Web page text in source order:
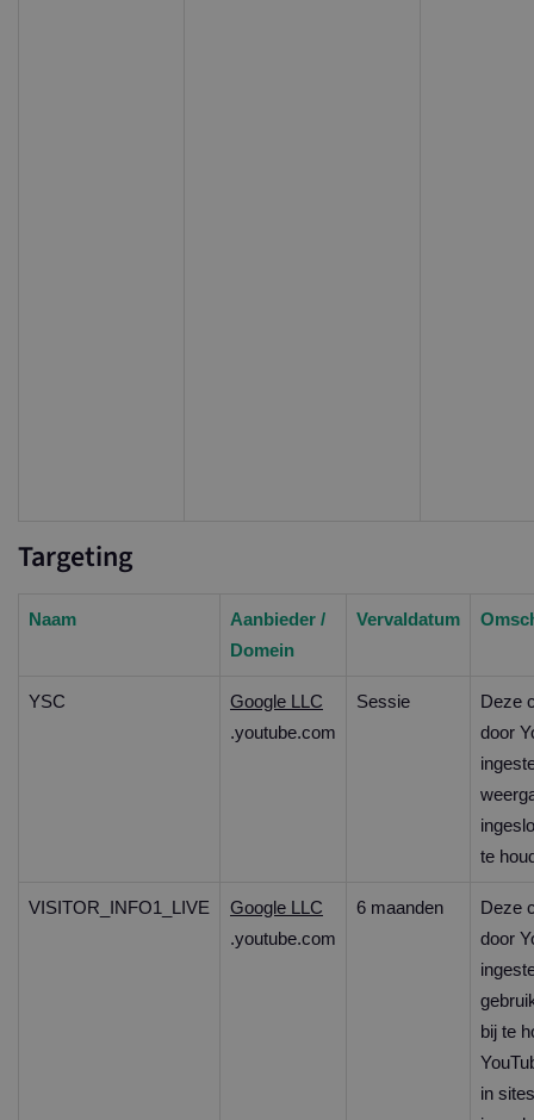
Targeting
Naam
Aanbieder /
Domein
Vervaldatum
YSC
Google LLC
.youtube.com
Sessie
Deze
door
te
VISITOR_INFO1_LIVE
Google LLC
.youtube.com
6 maanden
Deze
door
bij te
in